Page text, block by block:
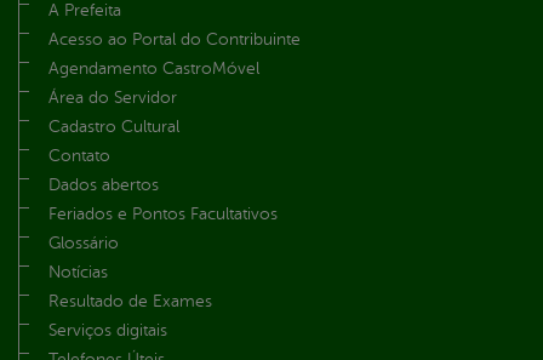
A Prefeita
Acesso ao Portal do Contribuinte
Agendamento CastroMóvel
Área do Servidor
Cadastro Cultural
Contato
Dados abertos
Feriados e Pontos Facultativos
Glossário
Notícias
Resultado de Exames
Serviços digitais